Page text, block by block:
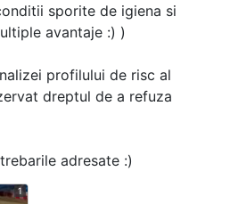
sporite de igiena si
avantaje :) )
profilului de risc al
dreptul de a refuza
adresate :)
1